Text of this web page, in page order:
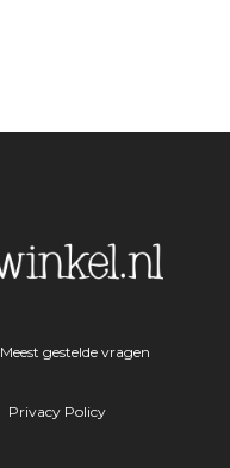
Meest gestelde vragen
Privacy Policy